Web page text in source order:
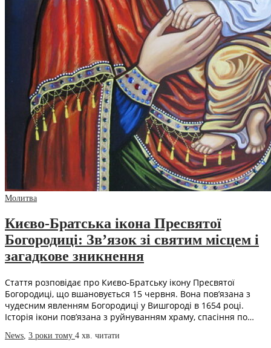
Молитва
Києво-Братська ікона Пресвятої
Богородиці: Зв’язок зі святим місцем і
загадкове зникнення
Стаття розповідає про Києво-Братську ікону Пресвятої
Богородиці, що вшановується 15 червня. Вона пов’язана з
чудесним явленням Богородиці у Вишгороді в 1654 році.
Історія ікони пов’язана з руйнуванням храму, спасіння по…
News 3 роки тому 4 хв. читати